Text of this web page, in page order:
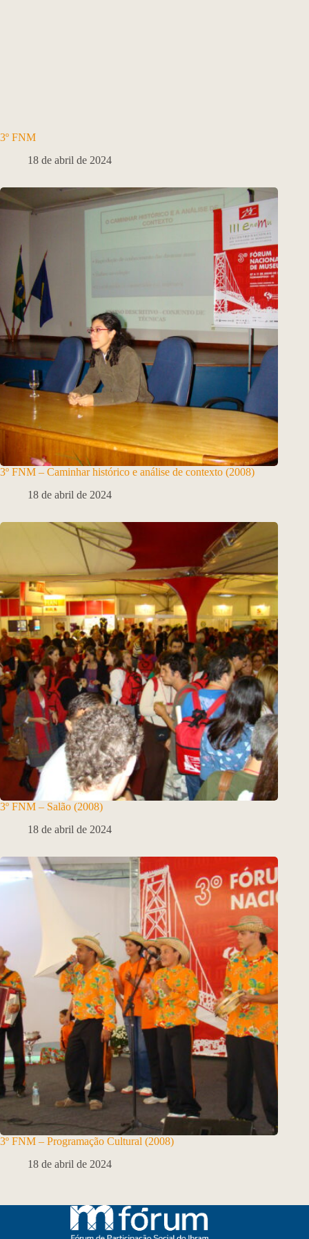
3º FNM
18 de abril de 2024
3º FNM – Caminhar histórico e análise de contexto (2008)
18 de abril de 2024
3º FNM – Salão (2008)
18 de abril de 2024
3º FNM – Programação Cultural (2008)
18 de abril de 2024